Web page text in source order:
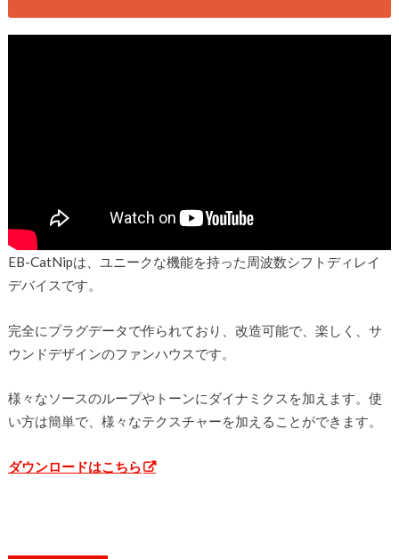
EB-CatNipは、ユニークな機能を持った周波数シフトディレイ
デバイスです。
完全にプラグデータで作られており、改造可能で、楽しく、サ
ウンドデザインのファンハウスです。
様々なソースのループやトーンにダイナミクスを加えます。使
い方は簡単で、様々なテクスチャーを加えることができます。
ダウンロードはこちら